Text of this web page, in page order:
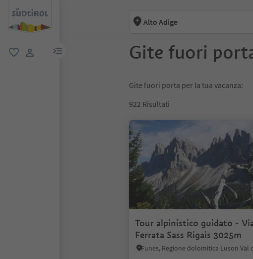
menu link
Alto Adige
Gite fuori
Gite fuori porta per la tua vacanza:
922 Risultati
Tour alpinistico guidato -
Ferrata Sass Rigais 3025m